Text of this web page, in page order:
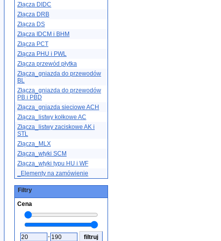
Złącza DIDC
Złącza DRB
Złącza DS
Złącza IDCM i BHM
Złącza PCT
Złącza PHU i PWL
Złącza przewód płytka
Złącza_gniazda do przewodów
BL
Złącza_gniazda do przewodów
PB i PBD
Złącza_gniazda sieciowe ACH
Złącza_listwy kołkowe AC
Złącza_listwy zaciskowe AK i
STL
Złącza_MLX
Złącza_wtyki SCM
Złącza_wtyki typu HU i WF
_Elementy na zamówienie
Filtry
Cena
-